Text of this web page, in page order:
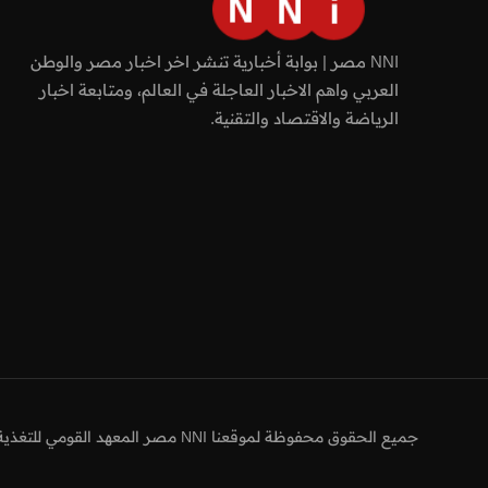
NNI مصر | بوابة أخبارية تنشر اخر اخبار مصر والوطن
العربي واهم الاخبار العاجلة في العالم، ومتابعة اخبار
الرياضة والاقتصاد والتقنية.
جميع الحقوق محفوظة لموقعنا NNI مصر المعهد القومي للتغذية